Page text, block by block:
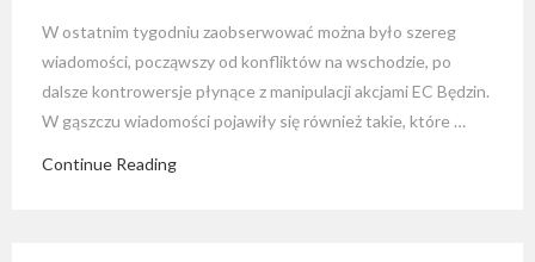
W ostatnim tygodniu zaobserwować można było szereg
wiadomości, począwszy od konfliktów na wschodzie, po
dalsze kontrowersje płynące z manipulacji akcjami EC Będzin.
W gąszczu wiadomości pojawiły się również takie, które …
Continue Reading